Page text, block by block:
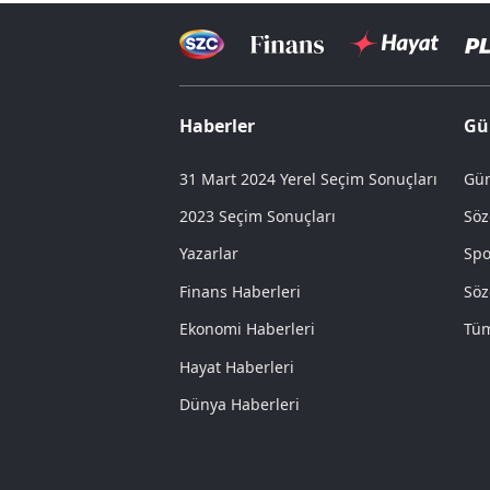
Haberler
31 Mart 2024 Yerel Seçim Sonuçları
2023 Seçim Sonuçları
Yazarlar
Finans Haberleri
Ekonomi Haberleri
Hayat Haberleri
Dünya Haberleri